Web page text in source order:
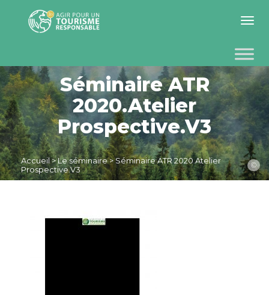
Toggle
Séminaire ATR
2020.Atelier
Prospective.V3
Accueil >Le séminaire>Séminaire ATR 2020.Atelier
Prospective.V3
©